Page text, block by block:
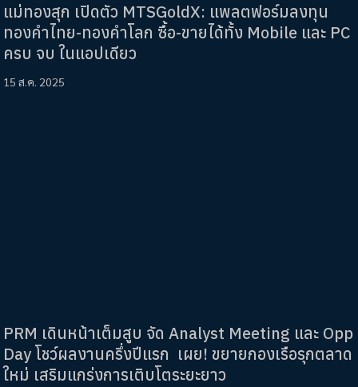
แม่ทองสุก เปิดตัว MTSGoldX: แพลตฟอร์มลงทุน
ทองคำไทย-ทองคำโลก ซื้อ-ขายได้ทั้ง Mobile และ PC
ครบ จบ ในแอปเดียว
15 ส.ค. 2025
PRM เดินหน้าเต็มสูบ จัด Analyst Meeting และ Opp
Day โชว์ผลงานครึ่งปีแรก เผย! ขยายกองเรือรุกตลาด
ใหม่ เสริมแกร่งการเติบโตระยะยาว